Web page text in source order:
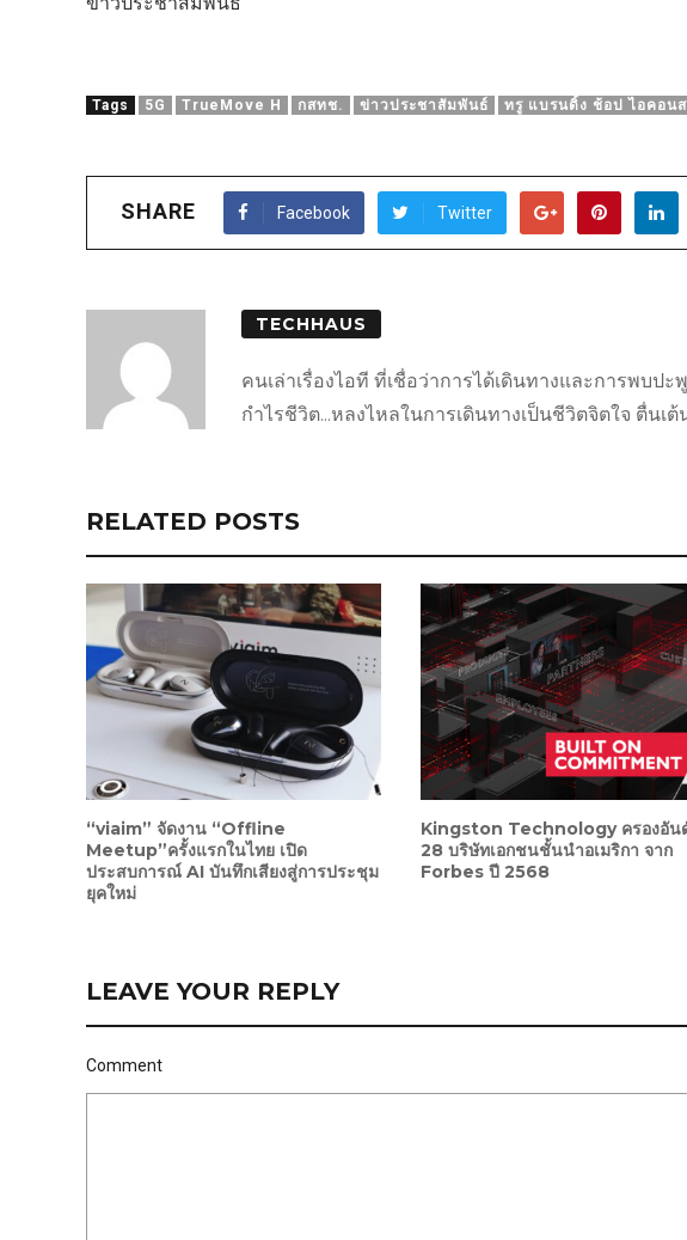
Tags 5G TrueMove H กสทช. ข่าวประชาสัมพันธ์ ทรู แบรนดิ้ง ช้อป ไอคอน
SHARE Facebook Twitter
TECHHAUS
คนเล่าเรื่องไอที ที่เชื่อว่าการได้เดินทางและการพบป
กำไรชีวิต...หลงไหลในการเดินทางเป็นชีวิตจิตใจ ตื่นเ
RELATED POSTS
“viaim” จัดงาน “Offline
Meetup”ครั้งแรกในไทย เปิด
ประสบการณ์ AI บันทึกเสียงสู่การประชุม
ยุคใหม่
Kingston Technology ครองอัน
28 บริษัทเอกชนชั้นนำอเมริกา จาก
Forbes ปี 2568
LEAVE YOUR REPLY
Comment